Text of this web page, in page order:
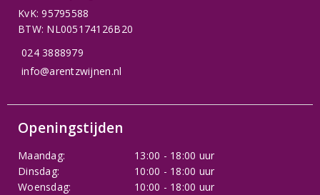
KvK: 95795588
BTW: NL005174126B20
024 3888979
info@arentzwijnen.nl
Openingstijden
Maandag:
13:00 - 18:00 uur
Dinsdag:
10:00 - 18:00 uur
Woensdag:
10:00 - 18:00 uur